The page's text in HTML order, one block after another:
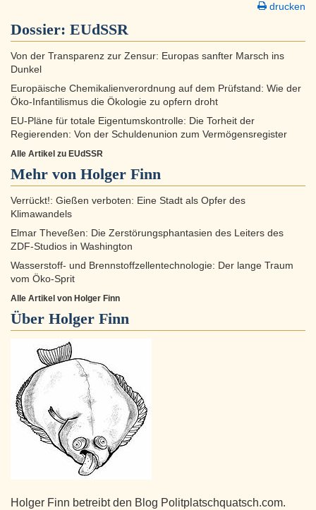
drucken
Dossier: EUdSSR
Von der Transparenz zur Zensur: Europas sanfter Marsch ins
Dunkel
Europäische Chemikalienverordnung auf dem Prüfstand: Wie der
Öko-Infantilismus die Ökologie zu opfern droht
EU-Pläne für totale Eigentumskontrolle: Die Torheit der
Regierenden: Von der Schuldenunion zum Vermögensregister
Alle Artikel zu EUdSSR
Mehr von Holger Finn
Verrückt!: Gießen verboten: Eine Stadt als Opfer des
Klimawandels
Elmar Theveßen: Die Zerstörungsphantasien des Leiters des
ZDF-Studios in Washington
Wasserstoff- und Brennstoffzellentechnologie: Der lange Traum
vom Öko-Sprit
Alle Artikel von Holger Finn
Über Holger Finn
Holger Finn betreibt den Blog Politplatschquatsch.com.